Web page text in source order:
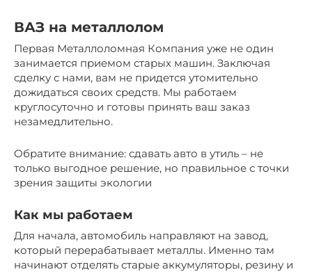
ВАЗ на металлолом
Первая Металлоломная Компания уже не один
занимается приемом старых машин. Заключая
сделку с нами, вам не придется утомительно
дожидаться своих средств. Мы работаем
круглосуточно и готовы принять ваш заказ
незамедлительно.
Обратите внимание: сдавать авто в утиль – не
только выгодное решение, но правильное с точки
зрения защиты экологии
Как мы работаем
Для начала, автомобиль направляют на завод,
который перерабатывает металлы. Именно там
начинают отделять старые аккумуляторы, резину и